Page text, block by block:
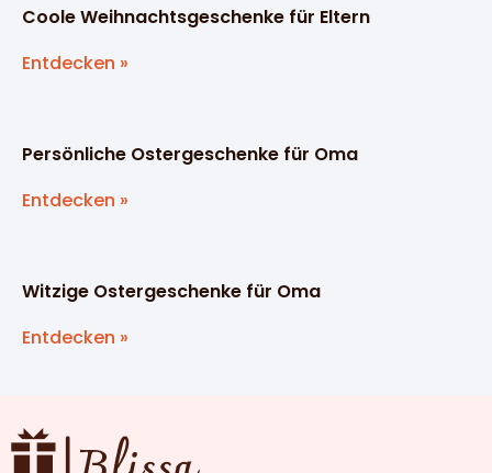
Coole Weihnachtsgeschenke für Eltern
Entdecken »
Persönliche Ostergeschenke für Oma
Entdecken »
Witzige Ostergeschenke für Oma
Entdecken »